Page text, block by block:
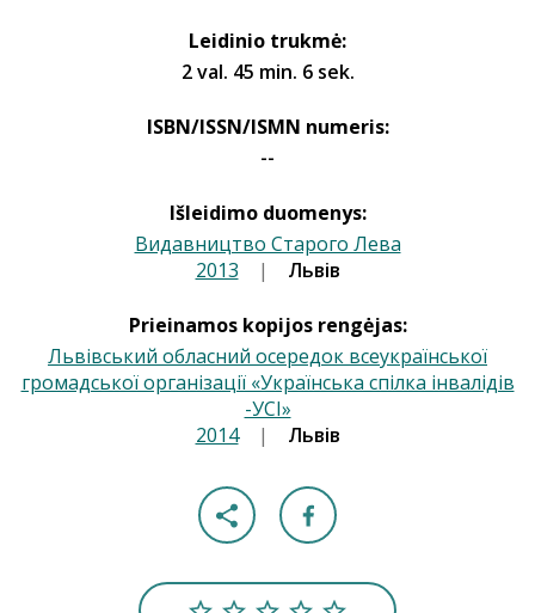
Leidinio trukmė:
2 val. 45 min. 6 sek.
ISBN/ISSN/ISMN numeris:
--
Išleidimo duomenys:
Видавництво Старого Лева
|
2013 | Львів
Prieinamos kopijos rengėjas:
Львівський обласний осередок всеукраїнської
громадської організації «Українська спілка інвалідів
-УСІ»
|
2014 | Львів